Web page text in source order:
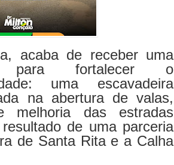
acaba de receber uma
para fortalecer o
uma escavadeira
na abertura de valas,
melhoria das estradas
de uma parceria
de Santa Rita e a Calha